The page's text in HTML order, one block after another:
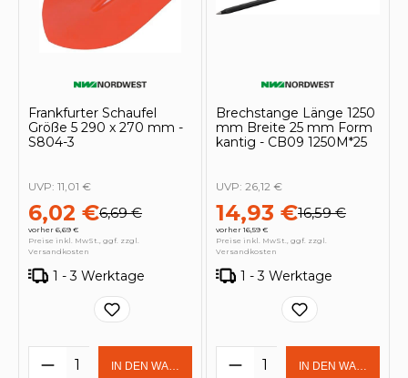
Frankfurter Schaufel
Größe 5 290 x 270 mm -
S804-3
6,02 €6,69 €
vorher 6,69 €
UVP: 11,01 €
Preise inkl. MwSt., ggf. zzgl.
Versandkosten
1 - 3 Werktage
Produkt Anzahl: Gib den
IN DEN WARENKORB
Brechstange Länge 1250
mm Breite 25 mm Form
kantig - CB09 1250M*25
14,93 €16,59 €
vorher 16,59 €
UVP: 26,12 €
Preise inkl. MwSt., ggf. zzgl.
Versandkosten
1 - 3 Werktage
Produkt Anzahl:
IN DEN